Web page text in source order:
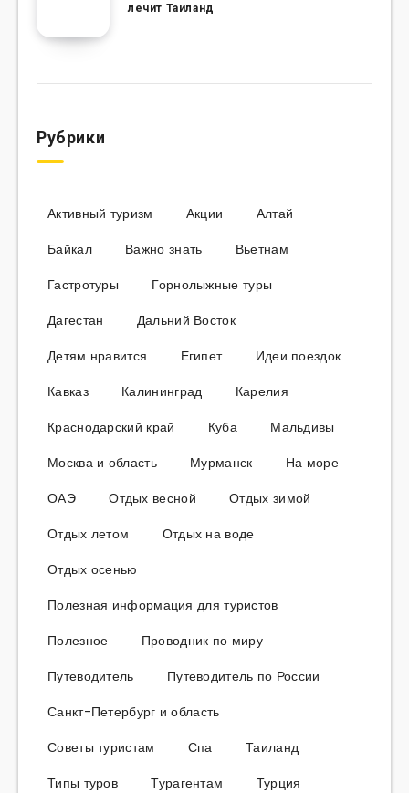
лечит Таиланд
Рубрики
Активный туризм Акции
Алтай
Байкал
Важно знать
Вьетнам
Гастротуры
Горнолыжные туры
Дагестан
Дальний Восток
Детям нравится
Египет
Идеи поездок
Кавказ
Калининград
Карелия
Краснодарский край
Куба
Мальдивы
Москва и область
Мурманск
На море
ОАЭ
Отдых весной
Отдых зимой
Отдых летом
Отдых на воде
Отдых осенью
Полезная информация для туристов
Полезное
Проводник по миру
Путеводитель
Путеводитель по России
Санкт-Петербург и область
Советы туристам
Спа
Таиланд
Типы туров
Турагентам Турция